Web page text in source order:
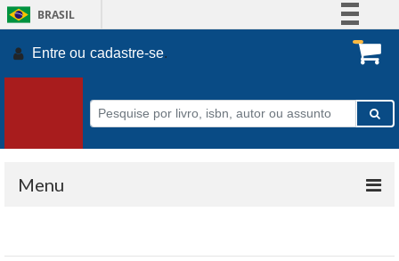
BRASIL
Participe
Acesso à informação
Legislação
Entre ou cadastre-se.
Menu